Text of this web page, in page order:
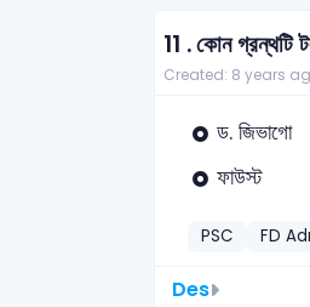
11 .কোন গ্রন্থটি
Created: 8 years
ড. জিভাগো
ফাউস্ট
PSC FD
Des